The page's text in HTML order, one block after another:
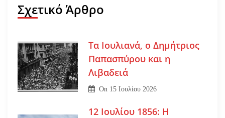
Σχετικό Άρθρο
Τα Ιουλιανά, ο Δημήτριος
Παπασπύρου και η
Λιβαδειά
On 15 Ιουλίου 2026
12 Ιουλίου 1856: Η